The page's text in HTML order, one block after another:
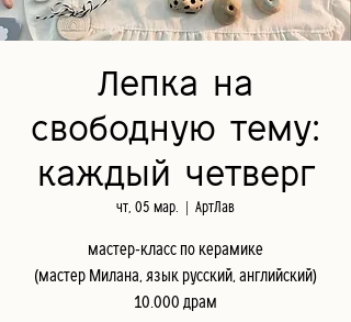
Лепка на
свободную тему:
каждый четверг
чт, 05 мар. АртЛав
мастер-класс по керамике
(мастер Милана, язык русский, английский)
10.000 драм